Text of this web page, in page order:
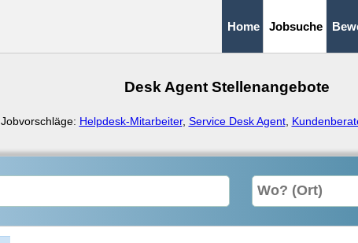
Home Jobsuche
Desk Agent Stellenangebote
Jobvorschläge: Helpdesk-Mitarbeiter, Service Desk Agent,